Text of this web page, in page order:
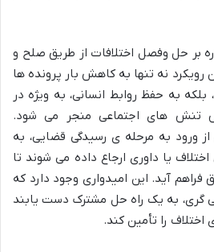
بر حل وفصل اختلافات از طریق صلح و
نه تنها به کاهش بار پرونده ها
به حفظ روابط انسانی، به ویژه در
تنش های اجتماعی منجر می شود.
از ورود به مرحله ی رسیدگی قضایی، به
یا داوری ارجاع داده می شوند تا
فراهم آید. این امیدواری وجود دارد که
گری، به یک راه حل مشترک دست یابند
را تأمین کند.